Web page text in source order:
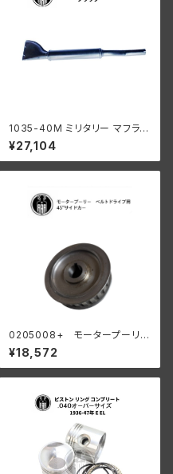
1035-40M ミリタリー マフラー
ブラック
¥27,104
0205008+ モータープーリー
24T ベルトドライブ用 45" サイ
ドカー
¥18,572